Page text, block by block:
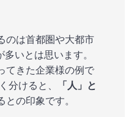
のは首都圏や大都市
いとは思います。
てきた企業様の例で
分けると、
「人」と
との印象です。